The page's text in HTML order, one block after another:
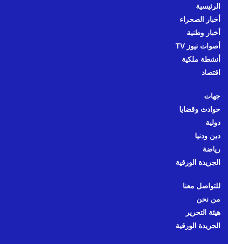
الرئيسية
أخبار الصحراء
أخبار وطنية
أصوات نيوز TV
أنشطة ملكية
اقتصاد
جهات
حوادث وقضايا
دولية
دين ودنيا
رياضة
الجريدة الورقية
للتواصل معنا
من نحن
هيئة التحرير
الجريدة الورقية